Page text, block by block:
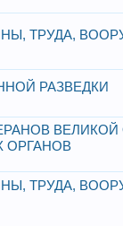
ТРУДА,
РАЗВЕДКИ
ОРГАНОВ
ТРУДА,